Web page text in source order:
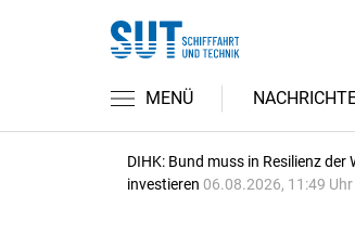
MENÜ
DIHK: Bund muss in Resilienz der
investieren 06.08.2026, 11:49 Uhr